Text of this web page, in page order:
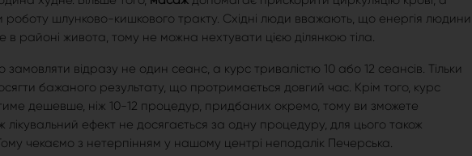
шлунково-кишкового тракту. Східні люди вважають, що енергія людини
в районі живота, тому не можна нехтувати цією ділянкою тіла.
відразу не один сеанс, а курс тривалістю 10 або 12 сеансів. Тільки
бажаного результату, що протримається довгий час. Крім того, курс
дешевше, ніж 10-12 процедур, придбаних окремо, тому ви зможете
ефект не досягається за одну процедуру, для цього також
чекаємо з нетерпінням у нашому центрі неподалік Печерська.